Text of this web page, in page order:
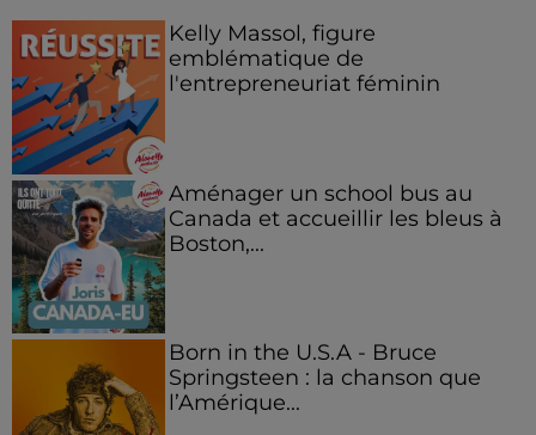
Kelly Massol, figure
emblématique de
l'entrepreneuriat féminin
Aménager un school bus au
Canada et accueillir les bleus à
Boston,...
Born in the U.S.A - Bruce
Springsteen : la chanson que
l’Amérique...